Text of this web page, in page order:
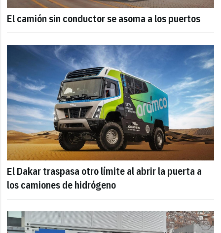
El camión sin conductor se asoma a los puertos
El Dakar traspasa otro límite al abrir la puerta a
los camiones de hidrógeno